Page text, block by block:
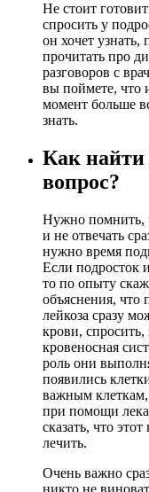
Не стоит
спросить у
он хочет
прочитать про
разговоров с
вы поймете, что
момент больше
знать.
Как найти
вопрос?
Нужно помнить,
и не отвечать
нужно время
Если подросток
то по опыту
объяснения, что
лейкоза сразу
крови, спросить,
кровеносная
роль они
появились
важным
при помощи
сказать, что
лечить.
Очень важно
никто не